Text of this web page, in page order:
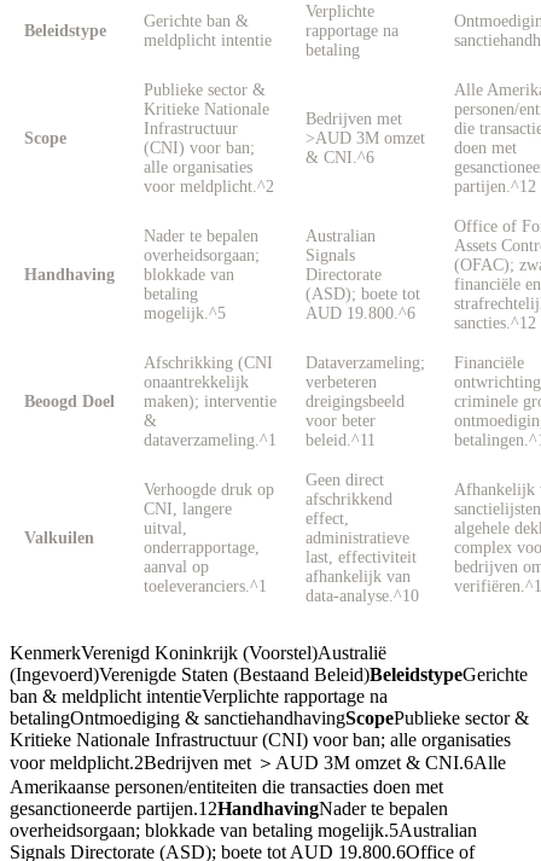
Beleidstype
Gerichte ban &
meldplicht intentie
Verplichte
rapportage na
betaling
Scope
Publieke sector &
Kritieke Nationale
Infrastructuur
(CNI) voor ban;
alle organisaties
voor meldplicht.^2
Bedrijven met
>AUD 3M omzet
& CNI.^6
Alle
personen/
die
doen met
partijen.^12
Handhaving
Nader te bepalen
overheidsorgaan;
blokkade van
betaling
mogelijk.^5
Australian
Signals
Directorate
(ASD); boete tot
AUD 19.800.^6
Office of
Assets
(OFAC);
financiële en
sancties.^12
Beoogd Doel
Afschrikking (CNI
onaantrekkelijk
maken); interventie
&
dataverzameling.^1
Dataverzameling;
verbeteren
dreigingsbeeld
voor beter
beleid.^11
Financiële
ontwrichting
criminele
Valkuilen
Verhoogde druk op
CNI, langere
uitval,
onderrapportage,
aanval op
toeleveranciers.^1
Geen direct
afschrikkend
effect,
administratieve
last, effectiviteit
afhankelijk van
data-analyse.^10
Afhankelijk
algehele
complex
bedrijven
KenmerkVerenigd Koninkrijk (Voorstel)Australië
(Ingevoerd)Verenigde Staten (Bestaand Beleid)BeleidstypeGerichte
ban & meldplicht intentieVerplichte rapportage na
betalingOntmoediging & sanctiehandhavingScopePublieke sector &
Kritieke Nationale Infrastructuur (CNI) voor ban; alle organisaties
voor meldplicht.2Bedrijven met ＞AUD 3M omzet & CNI.6Alle
Amerikaanse personen/entiteiten die transacties doen met
gesanctioneerde partijen.12HandhavingNader te bepalen
overheidsorgaan; blokkade van betaling mogelijk.5Australian
Signals Directorate (ASD); boete tot AUD 19.800.6Office of